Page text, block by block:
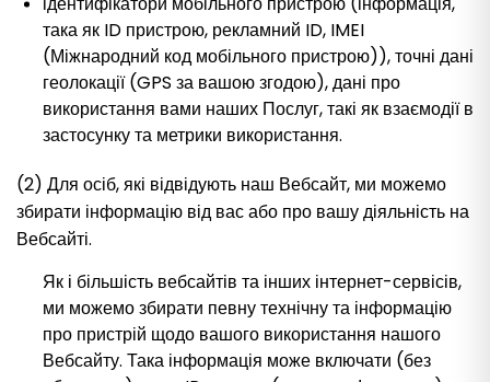
така як ID пристрою, рекламний ID, IMEI
(Міжнародний код мобільного пристрою)), точні дані
геолокації (GPS за вашою згодою), дані про
використання вами наших Послуг, такі як взаємодії в
застосунку та метрики використання.
(2) Для осіб, які відвідують наш Вебсайт, ми можемо
збирати інформацію від вас або про вашу діяльність на
Вебсайті.
Як і більшість вебсайтів та інших інтернет-сервісів,
ми можемо збирати певну технічну та інформацію
про пристрій щодо вашого використання нашого
Вебсайту. Така інформація може включати (без